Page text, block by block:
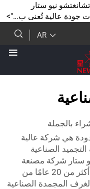
ستار
تُعنى ب...">
عالية
مصنعة
وموردة للوحات الغرف الباردة، ولديها أكثر من 20 عامًا من
الصناعية